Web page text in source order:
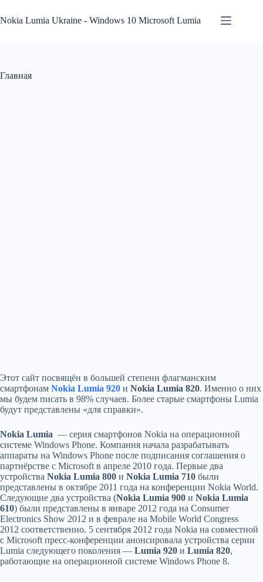
к
сути
Nokia Lumia Ukraine - Windows 10 Microsoft Lumia
Главная
Этот сайт посвящён в большей степени флагманским
смартфонам Nokia Lumia 920 и Nokia Lumia 820. Именно о них
мы будем писать в 98% случаев. Более старые смартфоны Lumia
будут представлены «для справки».
Nokia Lumia — серия смартфонов Nokia на операционной
системе Windows Phone. Компания начала разрабатывать
аппараты на Windows Phone после подписания соглашения о
партнёрстве c Microsoft в апреле 2010 года. Первые два
устройства Nokia Lumia 800 и Nokia Lumia 710 были
представлены в октябре 2011 года на конференции Nokia World.
Следующие два устройства (Nokia Lumia 900 и Nokia Lumia
610) были представлены в январе 2012 года на Consumer
Electronics Show 2012 и в феврале на Mobile World Congress
2012 соответственно. 5 сентября 2012 года Nokia на совместной
с Microsoft пресс-конференции анонсировала устройства серии
Lumia следующего поколения — Lumia 920 и Lumia 820,
работающие на операционной системе Windows Phone 8.